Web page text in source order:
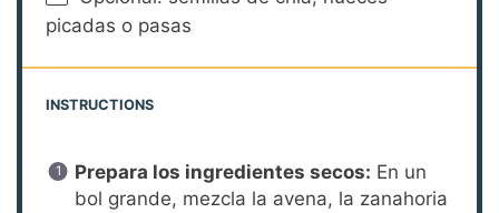
picadas o pasas
INSTRUCTIONS
Prepara los ingredientes secos: En un
bol grande, mezcla la avena, la zanahoria